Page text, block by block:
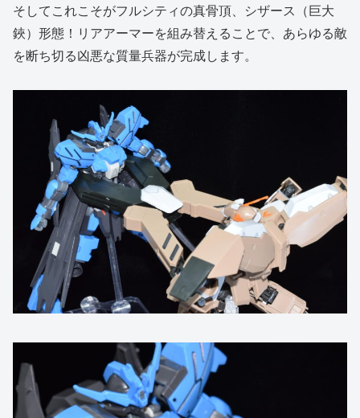
そしてこれこそがフルシティの真骨頂、シザース（巨大
鋏）形態！リアアーマーを組み替えることで、あらゆる敵
を断ち切る凶悪な質量兵器が完成します。